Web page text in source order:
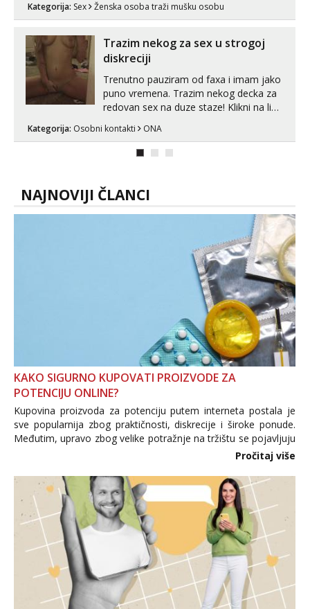
puta dnevno bilo kad i bilo gdje zato se
link ispod i nadji me tamo, cekam te!
Kategorija: Sex Ženska osoba traži mušku osobu
Trazim nekog za sex u strogoj
diskreciji
Trenutno pauziram od faxa i imam jako
puno vremena. Trazim nekog decka za
redovan sex na duze staze! Klikni na link
Kategorija: Osobni kontakti ONA
NAJNOVIJI ČLANCI
KAKO SIGURNO KUPOVATI PROIZVODE ZA
POTENCIJU ONLINE?
Kupovina proizvoda za potenciju putem interneta postala je
sve popularnija zbog praktičnosti, diskrecije i široke ponude.
Međutim, upravo zbog velike potražnje na tržištu se pojavljuju
i brojni krivotvoreni proizvodi, nepouzdane internetske
Pročitaj više